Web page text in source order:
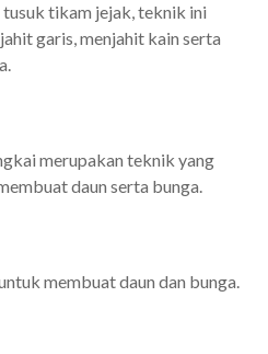
tikam jejak, teknik ini
garis, menjahit kain serta
merupakan teknik yang
daun serta bunga.
membuat daun dan bunga.